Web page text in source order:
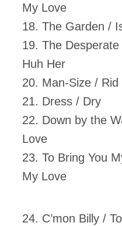
My Love
18. The Garden /
19. The
Huh Her
20. Man-Size /
21. Dress / Dry
22. Down by the
Love
23. To Bring You
My Love
24. C’mon Billy /